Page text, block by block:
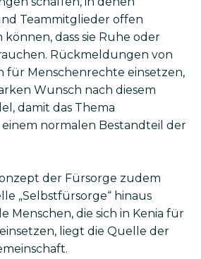
Teammitglieder offen
dass sie Ruhe oder
Rückmeldungen von
für Menschenrechte einsetzen,
Wunsch nach diesem
damit das Thema
normalen Bestandteil der
der Fürsorge zudem
„Selbstfürsorge“ hinaus
Menschen, die sich in Kenia für
liegt die Quelle der